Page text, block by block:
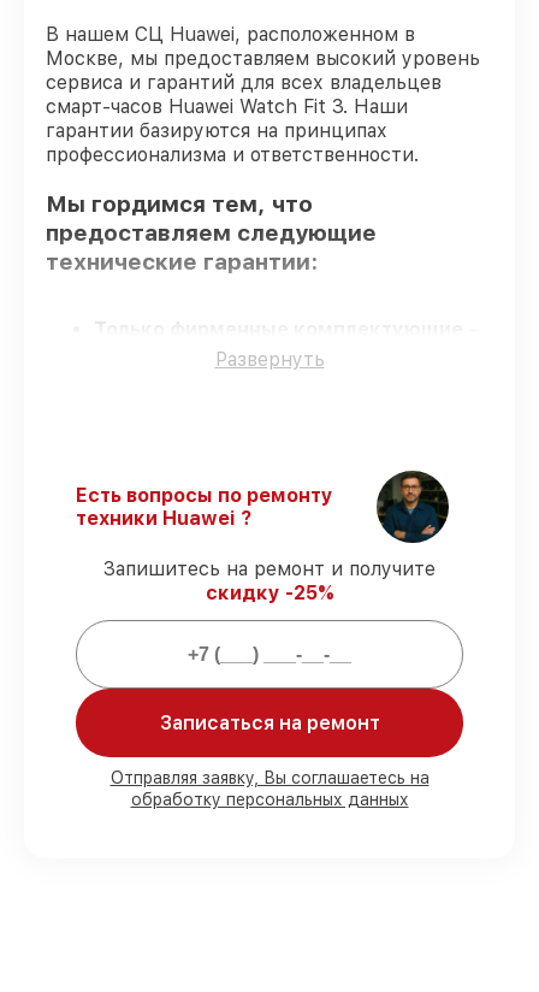
В нашем СЦ Huawei, расположенном в
Москве, мы предоставляем высокий уровень
сервиса и гарантий для всех владельцев
смарт-часов Huawei Watch Fit 3. Наши
гарантии базируются на принципах
профессионализма и ответственности.
Мы гордимся тем, что
предоставляем следующие
технические гарантии:
Только фирменные комплектующие
только подлинные комплектующие.
восстановление смарт-часов Watch Fit 3
выполняется строго в оговоренные
сроки.
– все работы по
восстановлению проводятся с
официальной гарантией.
Мы гарантируем:
работ с возможностью
присутствовать
90%комплектующих для смарт-часов
имеются в наличии или быстро
Развернуть
Есть вопросы по ремонту
техники Huawei ?
Запишитесь на ремонт и получите
скидку -25%
Записаться на ремонт
Отправляя заявку, Вы соглашаетесь на
обработку персональных данных